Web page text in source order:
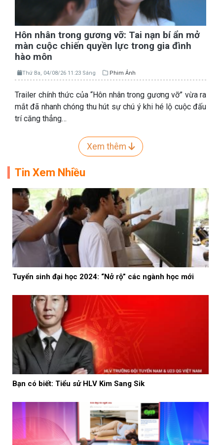
Hôn nhân trong gương vỡ: Tai nạn bí ẩn mở
màn cuộc chiến quyền lực trong gia đình
hào môn
Thứ Ba, 04/08/26 11:23 Sáng Phim Ảnh
Trailer chính thức của “Hôn nhân trong gương vỡ” vừa ra
mắt đã nhanh chóng thu hút sự chú ý khi hé lộ cuộc đấu
trí căng thẳng…
Xem thêm
Tin Xem Nhiều
Tuyển sinh đại học 2024: “Nở rộ” các ngành học mới
Bạn có biết: Tiểu sử HLV Kim Sang Sik